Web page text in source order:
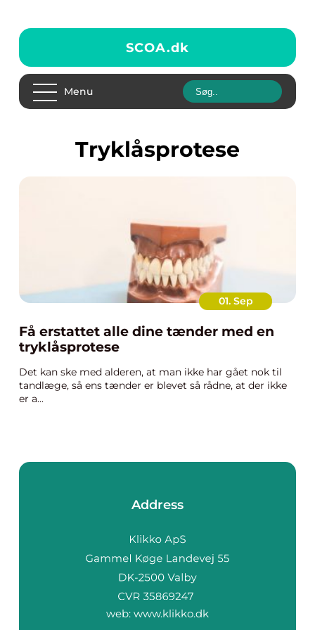
SCOA.dk
Menu
Tryklåsprotese
01. Sep
Få erstattet alle dine tænder med en
tryklåsprotese
Det kan ske med alderen, at man ikke har gået nok til
tandlæge, så ens tænder er blevet så rådne, at der ikke
er a...
Address
web: www.klikko.dk